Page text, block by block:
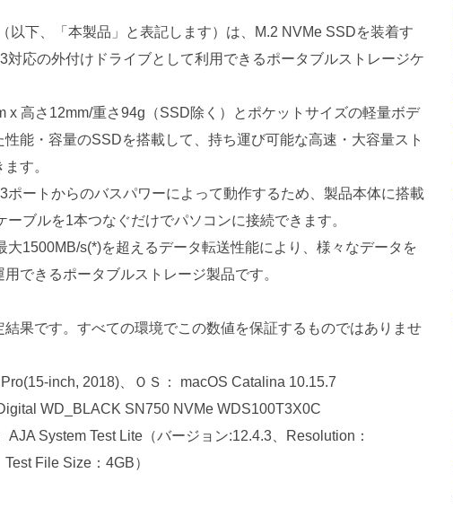
以下、「本製品」と表記します）は、M.2 NVMe SSDを装着す
対応の外付けドライブとして利用できるポータブルストレージケ
x 高さ12mm/重さ94g（SSD除く）とポケットサイズの軽量ボデ
性能・容量のSSDを搭載して、持ち運び可能な高速・大容量スト
す。
ポートからのバスパワーによって動作するため、製品本体に搭載
ーブルを1本つなぐだけでパソコンに接続できます。
大1500MB/s(*)を超えるデータ転送性能により、様々なデータを
できるポータブルストレージ製品です。
結果です。すべての環境でこの数値を保証するものではありませ
inch, 2018)、ＯＳ： macOS Catalina 10.15.7
WD_BLACK SN750 NVMe WDS100T3X0C
AJA System Test Lite（バージョン:12.4.3、Resolution：
File Size：4GB）